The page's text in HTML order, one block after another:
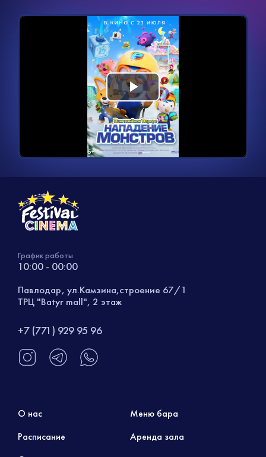
Видеоплеер
загружается.
Воспроизвести
видео
График работы
10:00 - 00:00
Павлодар, ул.Камзина,строение 67/1
ТРЦ "Batyr mall", 2 этаж
+7 (771) 929 95 96
О нас
Расписание
Меню бара
Аренда зала